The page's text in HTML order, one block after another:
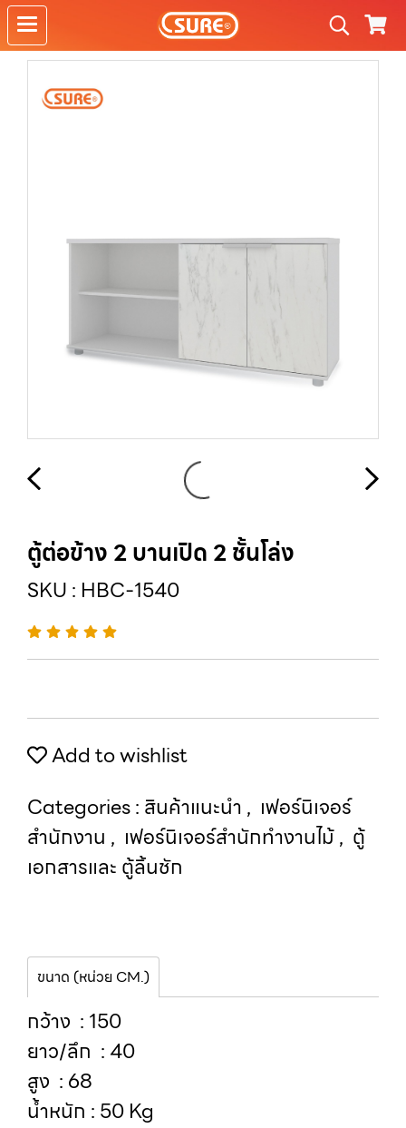
ตู้ต่อข้าง 2 บานเปิด 2 ชั้นโล่ง
SKU : HBC-1540
Add to wishlist
Categories : สินค้าแนะนำ , เฟอร์นิเจอร์
สำนักงาน , เฟอร์นิเจอร์สำนักทำงานไม้, ตู้
เอกสารและ ตู้ลิ้นชัก
ขนาด (หน่วย CM.)
กว้าง : 150
ยาว/ลึก : 40
สูง : 68
น้ำหนัก : 50 Kg